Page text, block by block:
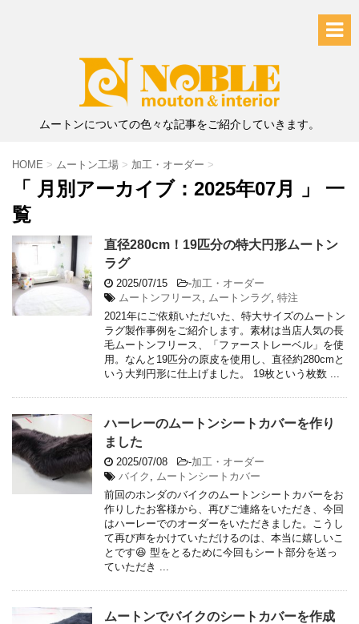
ムートンについての色々な記事をご紹介していきます。
HOME > ムートン工場 > 加工・オーダー >
「 月別アーカイブ：2025年07月 」 一
覧
直径280cm！19匹分の特大円形ムートン
ラグ
2025/07/15 -加工・オーダー
ムートンフリース , ムートンラグ, 特注
2021年にご依頼いただいた、特大サイズのムートン
ラグ製作事例をご紹介します。素材は当店人気の長
毛ムートンフリース、「ファーストレーベル」を使
用。なんと19匹分の原皮を使用し、直径約280cmと
いう大判円形に仕上げました。 19枚という枚数 ...
ハーレーのムートンシートカバーを作り
ました
2025/07/08 -加工・オーダー
バイク , ムートンシートカバー
前回のホンダのバイクのムートンシートカバーをお
作りしたお客様から、再びご連絡をいただき、今回
はハーレーでのオーダーをいただきました。こうし
て再び声をかけていただけるのは、本当に嬉しいこ
とです😆 型をとるために今回もシート部分を送っ
ていただき ...
ムートンでバイクのシートカバーを作成